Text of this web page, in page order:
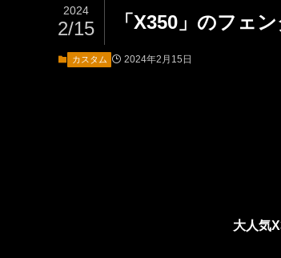
「X350」のフェ
2024
2/15
カスタム 2024年2月15日
大人気